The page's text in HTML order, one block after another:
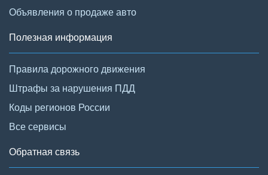
Объявления о продаже авто
Полезная информация
Правила дорожного движения
Штрафы за нарушения ПДД
Коды регионов России
Все сервисы
Обратная связь